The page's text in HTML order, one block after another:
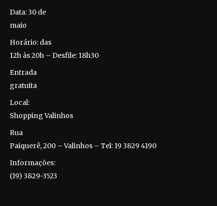
Data: 30 de
maio
Horário: das
12h às 20h – Desfile: 18h30
Entrada
gratuita
Local:
Shopping Valinhos
Rua
Paiquerê, 200 – Valinhos – Tel: 19 3829 4190
Informações:
(19) 3829-3523